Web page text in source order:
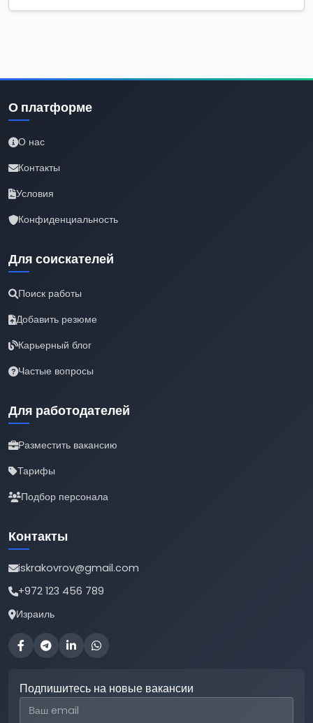
О платформе
О нас
Контакты
Условия
Конфиденциальность
Для соискателей
Поиск работы
Добавить резюме
Карьерный блог
Частые вопросы
Для работодателей
Разместить вакансию
Тарифы
Подбор персонала
Контакты
iskrakovrov@gmail.com
+972 123 456 789
Израиль
Подпишитесь на новые вакансии
Email для подписки